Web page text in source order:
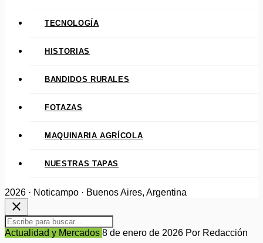
TECNOLOGÍA
HISTORIAS
BANDIDOS RURALES
FOTAZAS
MAQUINARIA AGRÍCOLA
NUESTRAS TAPAS
2026 · Noticampo · Buenos Aires, Argentina
close
Actualidad y Mercados 8 de enero de 2026 Por Redacción